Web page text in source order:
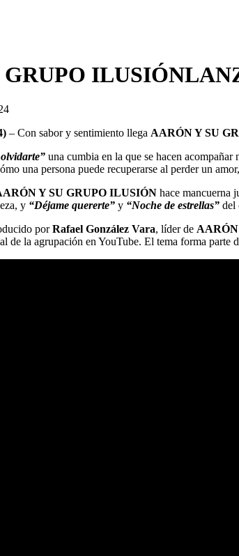
GRUPO
– Con sabor y sentimiento llega AARÓN Y SU
una cumbia en la que se hacen acompañar
una persona puede recuperarse al perder un
Y SU GRUPO ILUSIÓN hace mancuerna
y “Déjame quererte” y “Noche de estrellas” del
porRafael González Vara, líder de
de la agrupación en YouTube. El tema forma